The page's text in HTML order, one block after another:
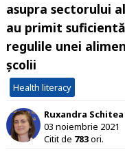
asupra sectorului
au primit
regulile unei
școlii
Health literacy
Ruxandra Schitea
03 noiembrie 2021
Citit de 783ori.